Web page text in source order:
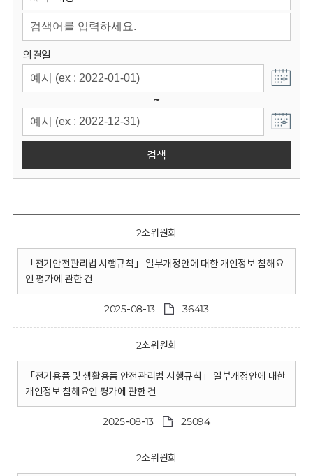
회
의결일
~
검색
2소위원회
「전기안전관리법 시행규칙」 일부개정안에 대한 개인정보 침해요
인 평가에 관한 건
2025-08-13 36413
2소위원회
「전기용품 및 생활용품 안전관리법 시행규칙」 일부개정안에 대한
개인정보 침해요인 평가에 관한 건
2025-08-13 25094
2소위원회